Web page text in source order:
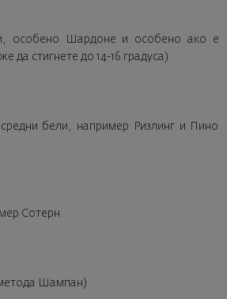
особено Шардоне и особено ако е
да стигнете до 14-16 градуса)
бели, например Ризлинг и Пино
Сотерн
Шампан)